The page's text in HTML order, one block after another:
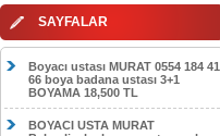
SAYFALAR
Boyacı ustası MURAT 0554 184 41
66 boya badana ustası 3+1
BOYAMA 18,500 TL
BOYACI USTA MURAT